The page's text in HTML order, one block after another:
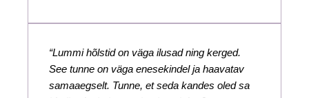
“Lummi hõlstid on väga ilusad ning kerged.
See tunne on väga enesekindel ja haavatav
samaaegselt. Tunne, et seda kandes oled sa